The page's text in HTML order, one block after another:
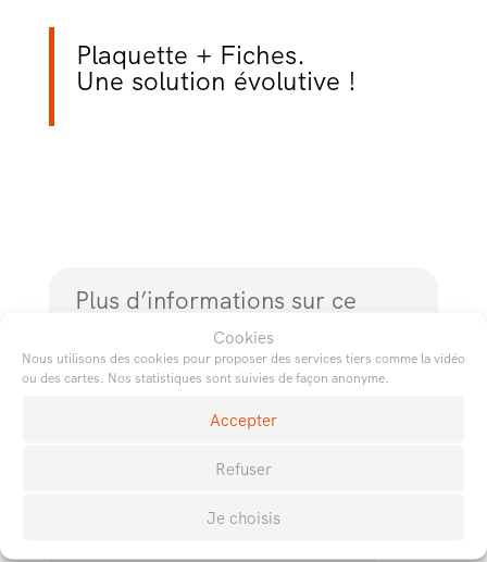
Cookies
Nous utilisons des cookies pour proposer des services tiers comme la vidéo
ou des cartes. Nos statistiques sont suivies de façon anonyme.
Accepter
Refuser
Je choisis
Plaquette + Fiches.
Une solution évolutive !
Plus d’informations sur ce
type de projet
© Copyright